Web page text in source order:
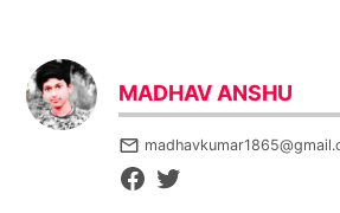
MADHAV ANSHU